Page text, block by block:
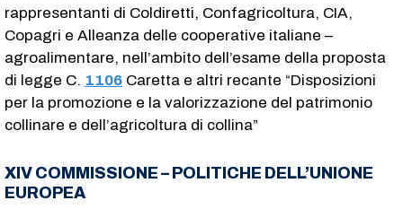
rappresentanti di Coldiretti, Confagricoltura, CIA,
Copagri e Alleanza delle cooperative italiane –
agroalimentare, nell’ambito dell’esame della proposta
di legge C. 1106 ​ Caretta e altri recante “Disposizioni
per la promozione e la valorizzazione del patrimonio
collinare e dell’agricoltura di collina”
XIV COMMISSIONE – POLITICHE DELL’UNIONE
EUROPEA